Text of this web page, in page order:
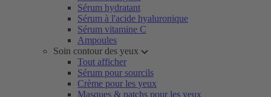
Sérum hydratant
Sérum à l'acide hyaluronique
Sérum vitamine C
Ampoules
Soin contour des yeux
Tout afficher
Sérum pour sourcils
Crème pour les yeux
Masques & patchs pour les yeux